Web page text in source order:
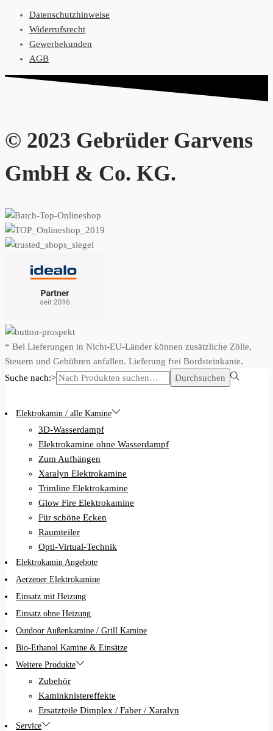
Datenschutzhinweise
Widerrufsrecht
Gewerbekunden
AGB
© 2023 Gebrüder Garvens
GmbH & Co. KG.
* Bei Lieferungen in Nicht-EU-Länder können zusätzliche Zölle,
Steuern und Gebühren anfallen. Lieferung frei Bordsteinkante.
Suche nach:>
Durchsuchen
Elektrokamin / alle Kamine
3D-Wasserdampf
Elektrokamine ohne Wasserdampf
Zum Aufhängen
Xaralyn Elektrokamine
Trimline Elektrokamine
Glow Fire Elektrokamine
Für schöne Ecken
Raumteiler
Opti-Virtual-Technik
Elektrokamin Angebote
Aerzener Elektrokamine
Einsatz mit Heizung
Einsatz ohne Heizung
Outdoor Außenkamine / Grill Kamine
Bio-Ethanol Kamine & Einsätze
Weitere Produkte
Zubehör
Kaminknistereffekte
Ersatzteile Dimplex / Faber / Xaralyn
Service